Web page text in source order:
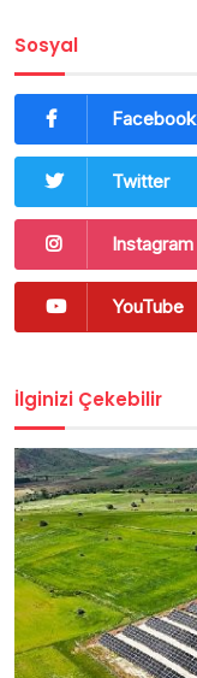
Sosyal
Facebook
Twitter
Instagram
YouTube
İlginizi Çekebilir